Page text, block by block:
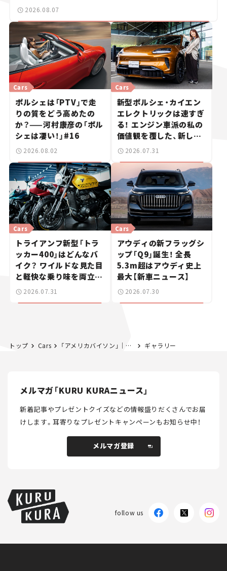
2026.08.07
ポルシェは「PTV」で走
りの質をどう高めたの
か？——河村康彦の「ポル
シェは凄い！」#16
Cars
2026.08.02
新型ポルシェ・カイエン
エレクトリックは速すぎ
る！ エンジン車派の私の
価値観を覆した、新しい
ポルシェの走り。
Cars
2026.07.31
トライアンフ新型「トラ
ッカー400」はどんなバ
イク？ ワイルドな見た目
と軽快な乗り味を両立し
た400ccフラットトラッ
Cars
2026.07.31
アウディの新フラッグシ
ップ「Q9」誕生！ 全長
5.3m超はアウディ史上
最大【新車ニュース】
Cars
2026.07.30
トップ Cars 「アメリカバイソン」｜第19回アニマル”しっかり”みるみる ギャラリー
メルマガ「KURU KURAニュース」
新着記事やプレゼントクイズなどの情報盛りだくさんでお届
けします。耳寄りなプレゼントキャンペーンもお知らせ中！
メルマガ登録
follow us